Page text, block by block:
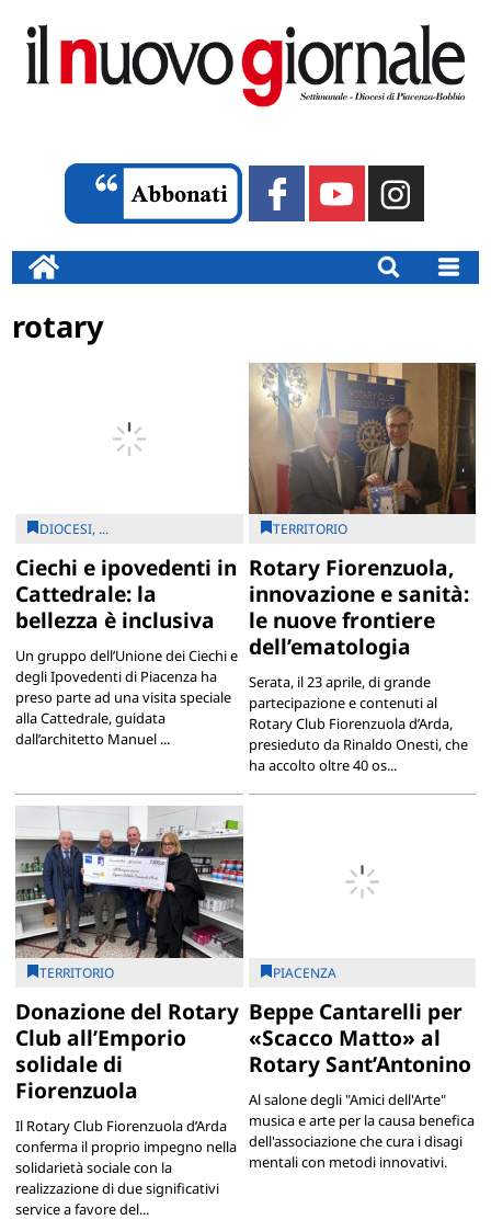
rotary
DIOCESI, ...
Ciechi e ipovedenti in
Cattedrale: la
bellezza è inclusiva
Un gruppo dell’Unione dei Ciechi e
degli Ipovedenti di Piacenza ha
preso parte ad una visita speciale
alla Cattedrale, guidata
dall’architetto Manuel ...
TERRITORIO
Rotary Fiorenzuola,
innovazione e sanità:
le nuove frontiere
dell’ematologia
Serata, il 23 aprile, di grande
partecipazione e contenuti al
Rotary Club Fiorenzuola d’Arda,
presieduto da Rinaldo Onesti, che
ha accolto oltre 40 os...
TERRITORIO
Donazione del Rotary
Club all’Emporio
solidale di
Fiorenzuola
Il Rotary Club Fiorenzuola d’Arda
conferma il proprio impegno nella
solidarietà sociale con la
realizzazione di due significativi
service a favore del...
PIACENZA
Beppe Cantarelli per
«Scacco Matto» al
Rotary Sant’Antonino
Al salone degli "Amici dell'Arte"
musica e arte per la causa benefica
dell'associazione che cura i disagi
mentali con metodi innovativi.